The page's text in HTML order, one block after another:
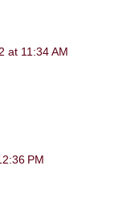
at 11:34 AM
PM